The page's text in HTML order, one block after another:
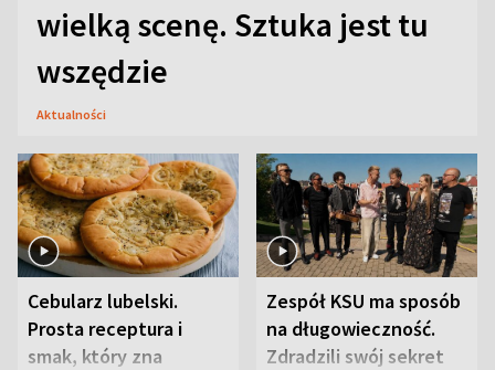
wielką scenę. Sztuka jest tu
wszędzie
Aktualności
Cebularz lubelski.
Prosta receptura i
smak, który zna
Zespół KSU ma sposób
na długowieczność.
Zdradzili swój sekret